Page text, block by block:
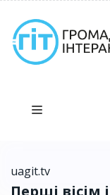
uagit.tv